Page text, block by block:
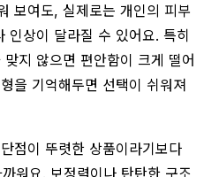
보여도, 실제로는 개인의 피부
인상이 달라질 수 있어요. 특히
지 않으면 편안함이 크게 떨어
을 기억해두면 선택이 쉬워져
점이 뚜렷한 상품이라기보다
워요. 보정력이나 탄탄한 구조